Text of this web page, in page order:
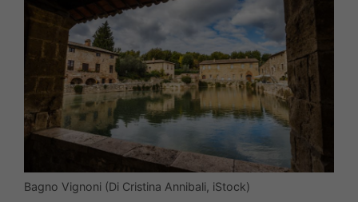
Bagno Vignoni (Di Cristina Annibali, iStock)